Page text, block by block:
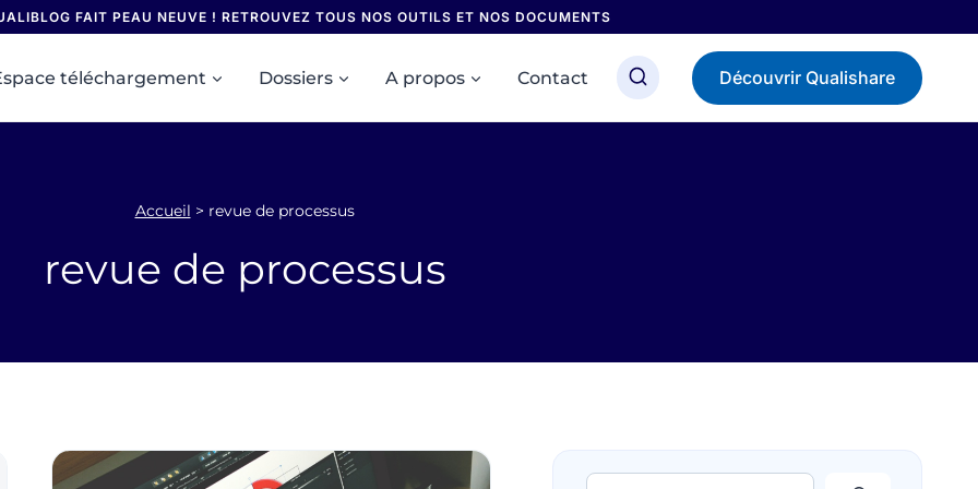
FAIT PEAU NEUVE ! RETROUVEZ TOUS NOS OUTILS ET NOS DOCUMENTS
téléchargement Dossiers A propos Contact Découvrir Qualishare
Accueil > revue de processus
revue de processus